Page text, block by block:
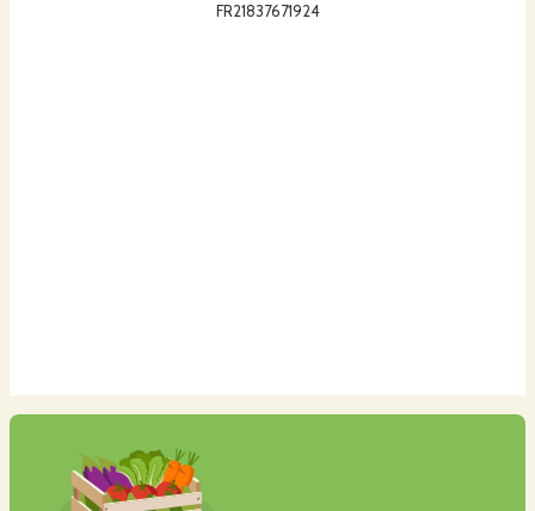
FR21837671924